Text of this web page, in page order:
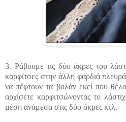
3. Ράβουμε τις δύο άκρες του
καρφίτσες στην άλλη φαρδιά
να πέφτουν τα βολάν εκεί που
αρχίσετε καρφιτσώνοντας το
μέση ανάμεσα στις δύο άκρες κτλ.